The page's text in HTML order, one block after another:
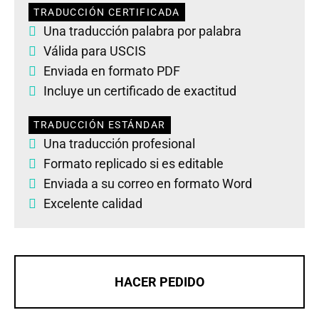
TRADUCCIÓN CERTIFICADA
Una traducción palabra por palabra
Válida para USCIS
Enviada en formato PDF
Incluye un certificado de exactitud
TRADUCCIÓN ESTÁNDAR
Una traducción profesional
Formato replicado si es editable
Enviada a su correo en formato Word
Excelente calidad
HACER PEDIDO